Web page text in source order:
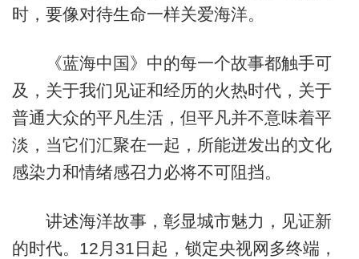
时，要像对待生命一样关爱海洋。
《蓝海中国》中的每一个故事都触手可
及，关于我们见证和经历的火热时代，关于
普通大众的平凡生活，但平凡并不意味着平
淡，当它们汇聚在一起，所能迸发出的文化
感染力和情绪感召力必将不可阻挡。
讲述海洋故事，彰显城市魅力，见证新
的时代。12月31日起，锁定央视网多终端，